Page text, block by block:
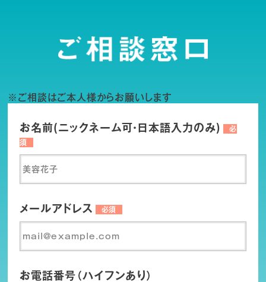
※ご相談はご本人様からお願いします
お名前(ニックネーム可・日本語入力のみ)
必
須
メールアドレス 必須
お電話番号（ハイフンあり）